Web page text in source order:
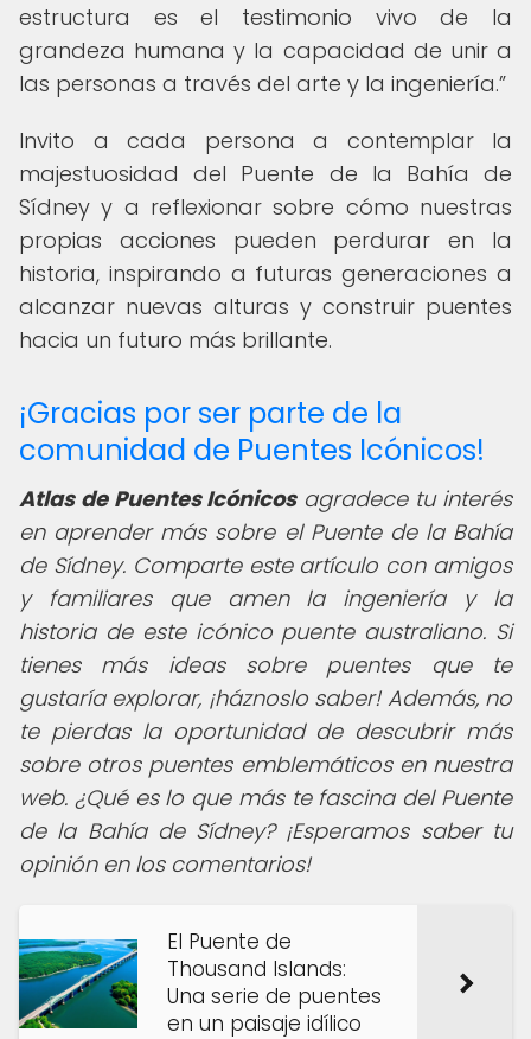
estructura es el testimonio vivo de la
grandeza humana y la capacidad de unir a
las personas a través del arte y la ingeniería.
Invito a cada persona a contemplar la
majestuosidad del Puente de la Bahía de
Sídney y a reflexionar sobre cómo nuestras
propias acciones pueden perdurar en la
historia, inspirando a futuras generaciones a
alcanzar nuevas alturas y construir puentes
hacia un futuro más brillante.
¡Gracias por ser parte de la
comunidad de Puentes Icónicos!
Atlas de Puentes Icónicosagradece tu interés
en aprender más sobre el Puente de la Bahía
de Sídney. Comparte este artículo con amigos
y familiares que amen la ingeniería y la
historia de este icónico puente australiano. Si
tienes más ideas sobre puentes que te
gustaría explorar, ¡háznoslo saber! Además, no
te pierdas la oportunidad de descubrir más
sobre otros puentes emblemáticos en nuestra
web. ¿Qué es lo que más te fascina del Puente
de la Bahía de Sídney? ¡Esperamos saber tu
opinión en los comentarios!
El Puente de
Thousand Islands:
Una serie de puentes
en un paisaje idílico